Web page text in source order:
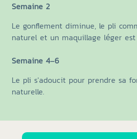
Semaine 2
Le gonflement diminue, le pli
naturel et un maquillage léger est
Semaine 4–6
Le pli s'adoucit pour prendre sa
naturelle.